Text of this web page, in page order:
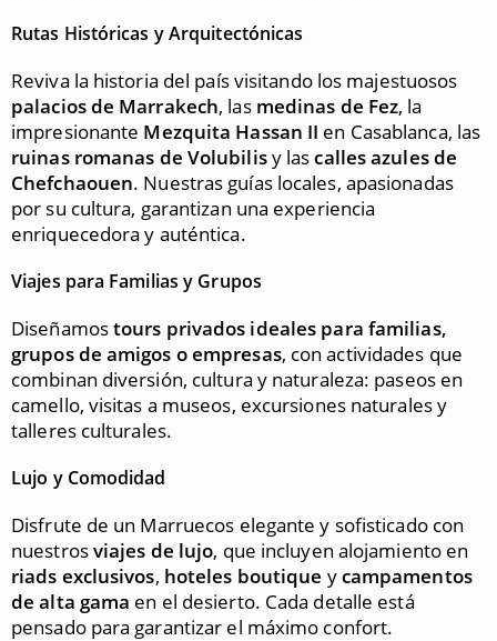
Rutas Históricas y Arquitectónicas
Reviva la historia del país visitando los majestuosos
palacios de Marrakech, las medinas de Fez, la
impresionante Mezquita Hassan II en Casablanca, las
ruinas romanas de Volubilisy lascalles azules de
Chefchaouen. Nuestras guías locales, apasionadas
por su cultura, garantizan una experiencia
enriquecedora y auténtica.
Viajes para Familias y Grupos
Diseñamostours privados ideales para familias,
grupos de amigos o empresas, con actividades que
combinan diversión, cultura y naturaleza: paseos en
camello, visitas a museos, excursiones naturales y
talleres culturales.
Lujo y Comodidad
Disfrute de un Marruecos elegante y sofisticado con
nuestrosviajes de lujo, que incluyen alojamiento en
riads exclusivos, hoteles boutique ycampamentos
de alta gama en el desierto. Cada detalle está
pensado para garantizar el máximo confort.